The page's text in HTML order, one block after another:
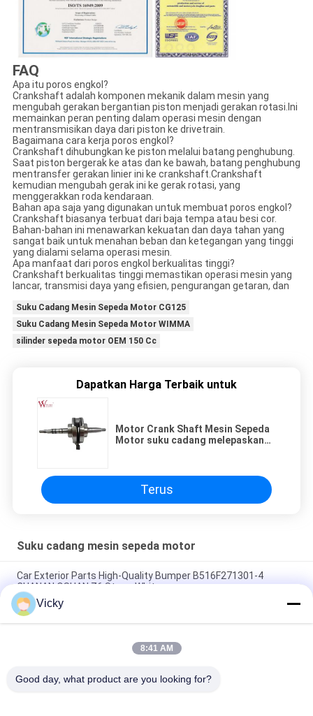
FAQ
Apa itu poros engkol?
Crankshaft adalah komponen mekanik dalam mesin yang
mengubah gerakan bergantian piston menjadi gerakan rotasi.Ini
memainkan peran penting dalam operasi mesin dengan
mentransmisikan daya dari piston ke drivetrain.
Bagaimana cara kerja poros engkol?
Crankshaft dihubungkan ke piston melalui batang penghubung.
Saat piston bergerak ke atas dan ke bawah, batang penghubung
mentransfer gerakan linier ini ke crankshaft.Crankshaft
kemudian mengubah gerak ini ke gerak rotasi, yang
menggerakkan roda kendaraan.
Bahan apa saja yang digunakan untuk membuat poros engkol?
Crankshaft biasanya terbuat dari baja tempa atau besi cor.
Bahan-bahan ini menawarkan kekuatan dan daya tahan yang
sangat baik untuk menahan beban dan ketegangan yang tinggi
yang dialami selama operasi mesin.
Apa manfaat dari poros engkol berkualitas tinggi?
Crankshaft berkualitas tinggi memastikan operasi mesin yang
lancar, transmisi daya yang efisien, pengurangan getaran, dan
Suku Cadang Mesin Sepeda Motor CG125
Suku Cadang Mesin Sepeda Motor WIMMA
silinder sepeda motor OEM 150 Cc
Dapatkan Harga Terbaik untuk
Motor Crank Shaft Mesin Sepeda
Motor suku cadang melepaskan
Terus
Suku cadang mesin sepeda motor
Car Exterior Parts High-Quality Bumper B516F271301-4
CHANAN OSHAN​ Z6 Starry White
Motor starter Honda EX5 Mesin Sepeda Motor suku cadang
Grosir Murah Dengan Kinerja Tinggi
Sepeda motor busi untuk CPR8EAIX-9 China Pemasok Sistem
Vicky
8:41 AM
Good day, what product are you looking for?